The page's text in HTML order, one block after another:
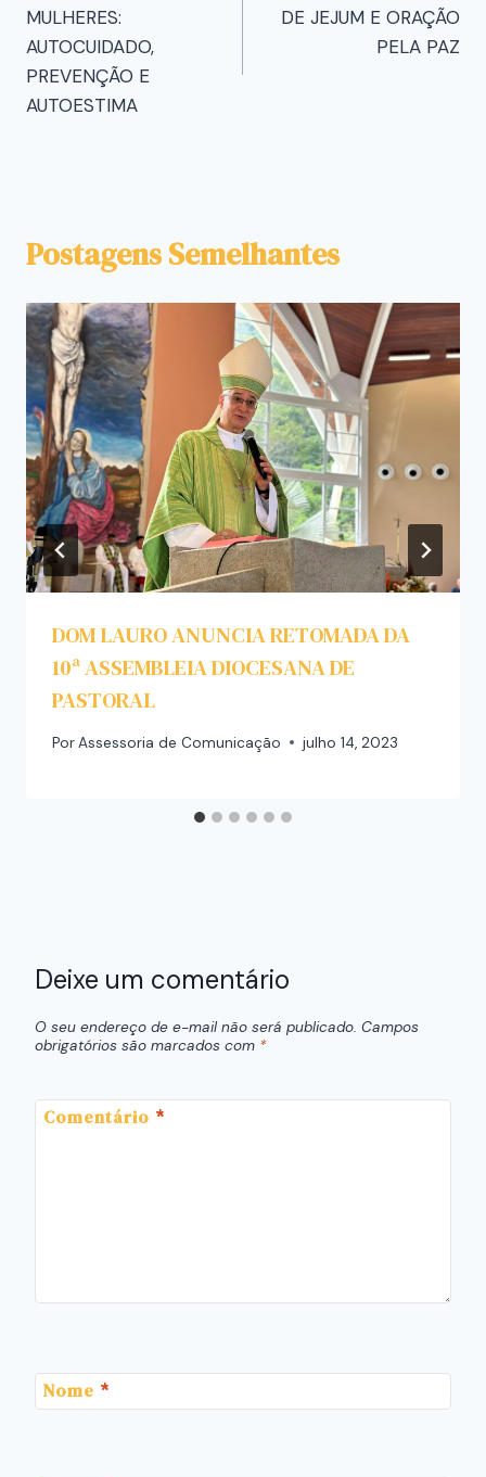
MULHERES:
AUTOCUIDADO,
PREVENÇÃO E
AUTOESTIMA
DE JEJUM E ORAÇÃO
PELA PAZ
Postagens Semelhantes
DOM LAURO ANUNCIA RETOMADA DA
10ª ASSEMBLEIA DIOCESANA DE
PASTORAL
PorAssessoria de Comunicação julho 14, 2023
Deixe um comentário
O seu endereço de e-mail não será publicado. Campos
obrigatórios são marcados com *
Comentário *
Nome *